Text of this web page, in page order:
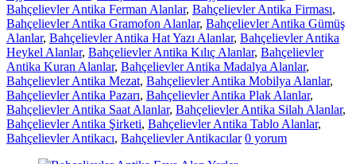
Bahçelievler Antika Ferman Alanlar, Bahçelievler Antika Firması,
Bahçelievler Antika Gramofon Alanlar, Bahçelievler Antika Gümüş
Alanlar, Bahçelievler Antika Hat Yazı Alanlar, Bahçelievler Antika
Heykel Alanlar, Bahçelievler Antika Kılıç Alanlar, Bahçelievler
Antika Kuran Alanlar, Bahçelievler Antika Madalya Alanlar,
Bahçelievler Antika Mezat, Bahçelievler Antika Mobilya Alanlar,
Bahçelievler Antika Pazarı, Bahçelievler Antika Plak Alanlar,
Bahçelievler Antika Saat Alanlar, Bahçelievler Antika Silah Alanlar,
Bahçelievler Antika Şirketi, Bahçelievler Antika Tablo Alanlar,
Bahçelievler Antikacı, Bahçelievler Antikacılar 0 yorum